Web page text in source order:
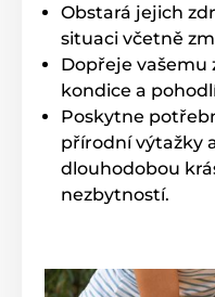
Obstará jejich
situaci včetně
Dopřeje vašemu
kondice a
Poskytne
přírodní výtažky
dlouhodobou
nezbytností.